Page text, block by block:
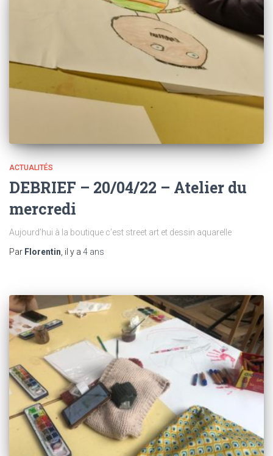
ACTUALITÉS
DEBRIEF – 20/04/22 – Atelier du
mercredi
Aujourd’hui à la boutique c’est street art et dessin aquarelle
Par Florentin, il y a 4 ans